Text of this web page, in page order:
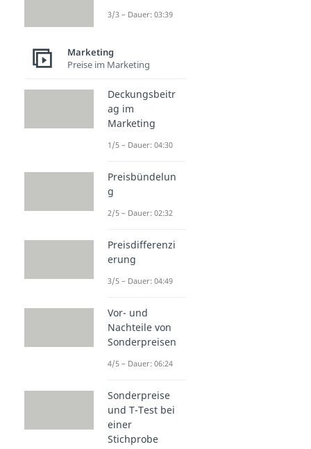
3/3 – Dauer: 03:39
Marketing
Preise im Marketing
Deckungsbeitr
ag im
Marketing
1/5 – Dauer: 04:30
Preisbündelun
g
2/5 – Dauer: 02:32
Preisdifferenzi
erung
3/5 – Dauer: 04:49
Vor- und
Nachteile von
Sonderpreisen
4/5 – Dauer: 06:24
Sonderpreise
und T-Test bei
einer
Stichprobe